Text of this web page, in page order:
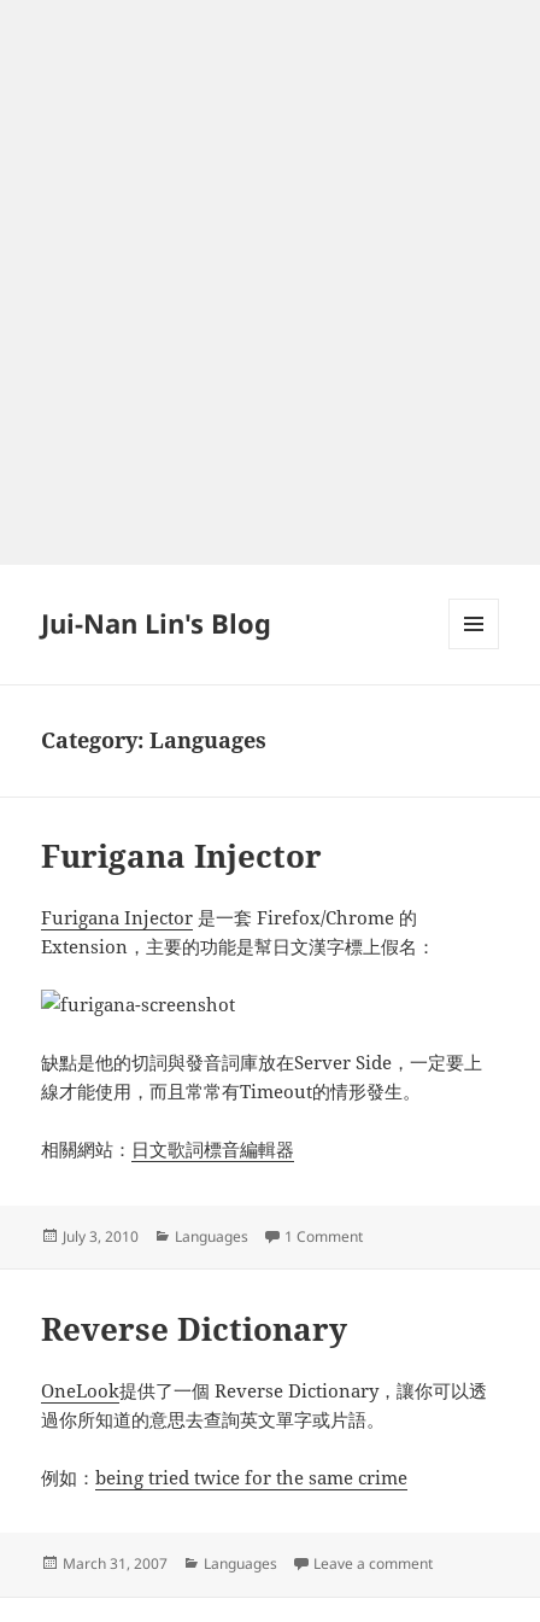
Jui-Nan Lin's Blog
Category:Languages
Furigana Injector
Furigana Injector 是一套 Firefox/Chrome 的
Extension，主要的功能是幫日文漢字標上假名：
缺點是他的切詞與發音詞庫放在Server Side，一定要上
線才能使用，而且常常有Timeout的情形發生。
相關網站： 日文歌詞標音編輯器
Posted
July 3, 2010 Categories
Languages 1 Commenton Furigana Injector
Reverse Dictionary
OneLook提供了一個 Reverse Dictionary，讓你可以透
過你所知道的意思去查詢英文單字或片語。
例如：being tried twice for the same crime
Posted
March 31, 2007 Categories
Languages Leave a commenton Reverse